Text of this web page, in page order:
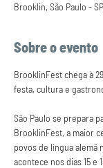
Brooklin, São Paulo -
Sobre o evento
BrooklinFest chega à
festa, cultura e
São Paulo se prepara
BrooklinFest, a maior
povos de língua alemã
acontece nos dias 15 e